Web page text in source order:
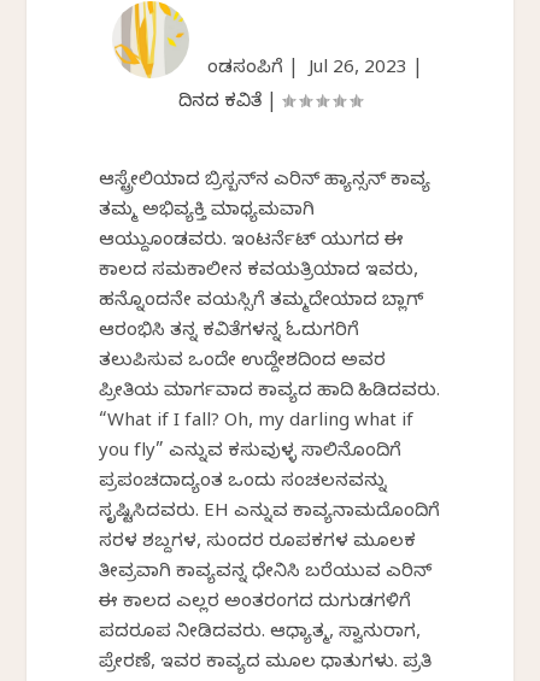
ಕೆಂಡಸಂಪಿಗೆ |Jul 26, 2023
ದಿನದ ಕವಿತೆ
ಆಸ್ಟ್ರೇಲಿಯಾದ ಬ್ರಿಸ್ಬನ್‌ನ ಎರಿನ್ ಹ್ಯಾನ್ಸನ್ ಕಾವ್ಯ
ತಮ್ಮ ಅಭಿವ್ಯಕ್ತಿ ಮಾಧ್ಯಮವಾಗಿ
ಆಯ್ದುಕೊಂಡವರು. ಇಂಟರ್ನೆಟ್ ಯುಗದ ಈ
ಕಾಲದ ಸಮಕಾಲೀನ ಕವಯತ್ರಿಯಾದ ಇವರು,
ಹನ್ನೊಂದನೇ ವಯಸ್ಸಿಗೆ ತಮ್ಮದೇಯಾದ ಬ್ಲಾಗ್
ಆರಂಭಿಸಿ ತನ್ನ ಕವಿತೆಗಳನ್ನ ಓದುಗರಿಗೆ
ತಲುಪಿಸುವ ಒಂದೇ ಉದ್ದೇಶದಿಂದ ಅವರ
ಪ್ರೀತಿಯ ಮಾರ್ಗವಾದ ಕಾವ್ಯದ ಹಾದಿ ಹಿಡಿದವರು.
“What if I fall? Oh, my darling what if
you fly” ಎನ್ನುವ ಕಸುವುಳ್ಳ ಸಾಲಿನೊಂದಿಗೆ
ಪ್ರಪಂಚದಾದ್ಯಂತ ಒಂದು ಸಂಚಲನವನ್ನು
ಸೃಷ್ಟಿಸಿದವರು. EH ಎನ್ನುವ ಕಾವ್ಯನಾಮದೊಂದಿಗೆ
ಸರಳ ಶಬ್ದಗಳ, ಸುಂದರ ರೂಪಕಗಳ ಮೂಲಕ
ತೀವ್ರವಾಗಿ ಕಾವ್ಯವನ್ನ ಧೇನಿಸಿ ಬರೆಯುವ ಎರಿನ್
ಈ ಕಾಲದ ಎಲ್ಲರ ಅಂತರಂಗದ ದುಗುಡಗಳಿಗೆ
ಪದರೂಪ ನೀಡಿದವರು. ಆಧ್ಯಾತ್ಮ, ಸ್ವಾನುರಾಗ,
ಪ್ರೇರಣೆ, ಇವರ ಕಾವ್ಯದ ಮೂಲ ಧಾತುಗಳು. ಪ್ರತಿ